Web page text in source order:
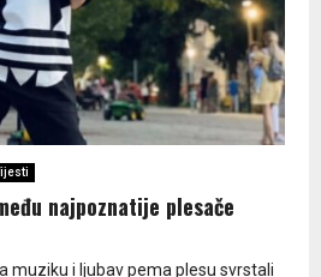
najpoznatije plesače
muziku i ljubav pema plesu svrstali